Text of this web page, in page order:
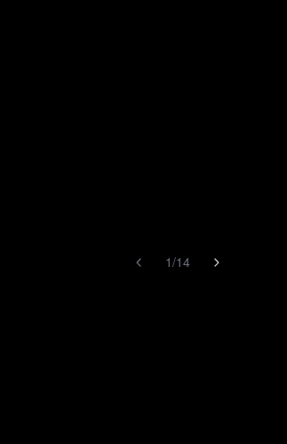
1/14